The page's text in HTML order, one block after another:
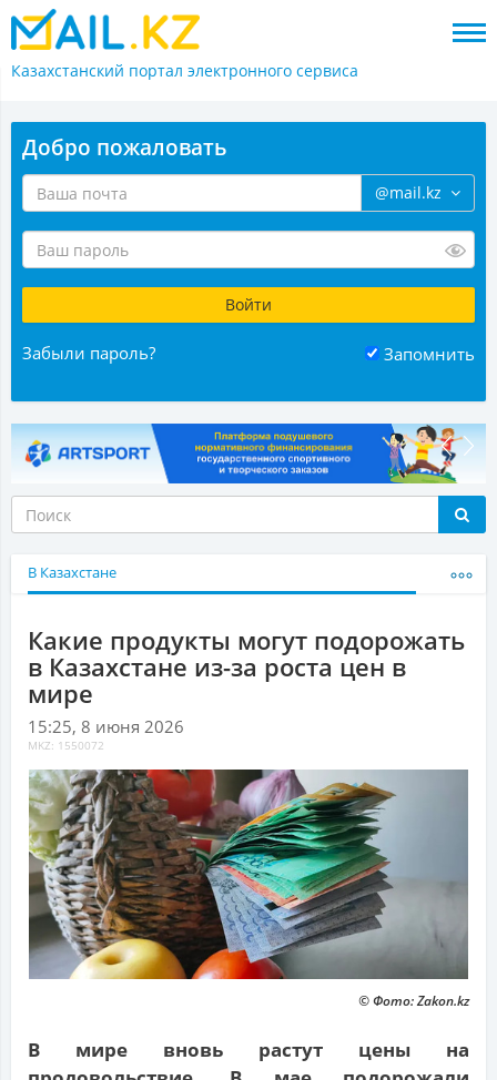
Казахстанский портал электронного сервиса
Добро пожаловать
@mail.kz
Забыли пароль? Запомнить
В Казахстане
Какие продукты могут подорожать
в Казахстане из-за роста цен в
мире
15:25, 8 июня 2026
MKZ: 1550072
© Фото: Zakon.kz
В мире вновь растут цены на